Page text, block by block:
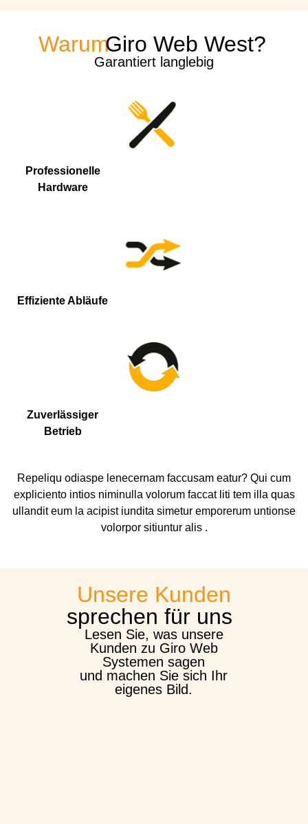
WarumGiro Web West?
Garantiert langlebig
Professionelle
Hardware
Effiziente Abläufe
Zuverlässiger
Betrieb
Repeliqu odiaspe lenecernam faccusam eatur? Qui cum
expliciento intios niminulla volorum faccat liti tem illa quas
ullandit eum la acipist iundita simetur emporerum untionse
volorpor sitiuntur alis .
Unsere Kunden
sprechen für uns
Lesen Sie, was unsere
Kunden zu Giro Web
Systemen sagen
und machen Sie sich Ihr
eigenes Bild.